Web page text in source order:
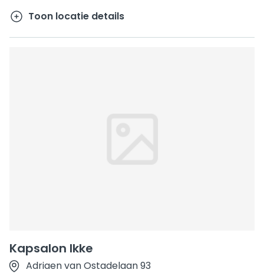
Toon locatie details
Kapsalon Ikke
Adriaen van Ostadelaan 93